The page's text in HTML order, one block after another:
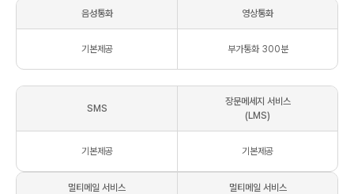
음성통화 영상통화
기본제공 부가통화 300분
SMS
장문메세지 서비스
(LMS)
기본제공 기본제공
멀티메일 서비스
멀티메일 서비스